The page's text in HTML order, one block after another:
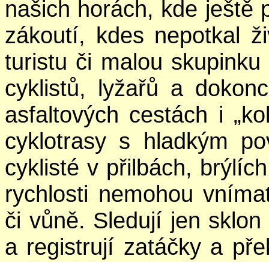
našich horách, kde ještě
zákoutí, kdes nepotkal
turistu či malou skupinku
cyklistů, lyžařů a
asfaltových cestách i
cyklotrasy s hladkým
cyklisté v přilbách,
rychlosti nemohou
či vůně. Sledují jen
a registrují zatáčky a